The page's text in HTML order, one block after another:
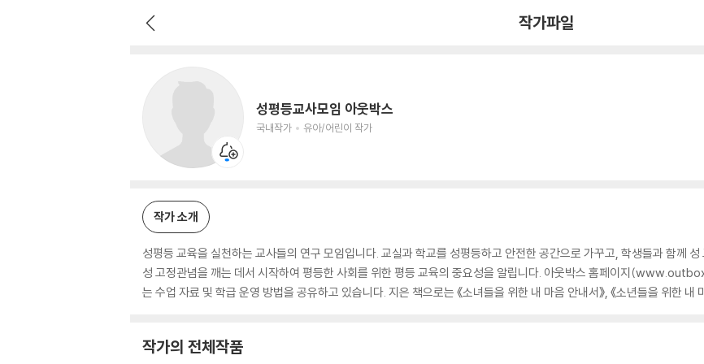
작가파일
성평등교사모임 아웃박스
국내작가 유아/어린이 작가
작가 소개
성평등 교육을 실천하는 교사들의 연구 모임입니다. 교실과 학교를 성평등하고 안전한 공간으로 가꾸고, 학생들과 함께
성 고정관념을 깨는 데서 시작하여 평등한 사회를 위한 평등 교육의 중요성을 알립니다. 아웃박스 홈페이지
는 수업 자료 및 학급 운영 방법을 공유하고 있습니다. 지은 책으로는 《소녀들을 위한 내 마음 안내서》, 《소년들을 위한 내
작가의 전체작품